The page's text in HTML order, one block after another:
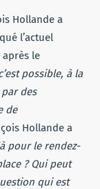
Hollande a
l’actuel
après le
possible, à la
des
de
Hollande a
pour le rendez-
? Qui peut
qui est